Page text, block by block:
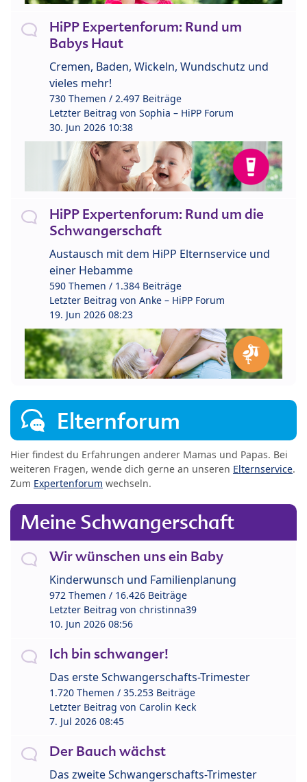
HiPP Expertenforum: Rund um
Babys Haut
Cremen, Baden, Wickeln, Wundschutz und
vieles mehr!
730 Themen / 2.497 Beiträge
Letzter Beitrag von Sophia – HiPP Forum
30. Jun 2026 10:38
HiPP Expertenforum: Rund um die
Schwangerschaft
Austausch mit dem HiPP Elternservice und
einer Hebamme
590 Themen / 1.384 Beiträge
Letzter Beitrag von Anke – HiPP Forum
19. Jun 2026 08:23
Elternforum
Hier findest du Erfahrungen anderer Mamas und Papas. Bei
weiteren Fragen, wende dich gerne an unseren Elternservice.
Zum Expertenforum wechseln.
Meine Schwangerschaft
Wir wünschen uns ein Baby
Kinderwunsch und Familienplanung
972 Themen / 16.426 Beiträge
Letzter Beitrag von christinna39
10. Jun 2026 08:56
Ich bin schwanger!
Das erste Schwangerschafts-Trimester
1.720 Themen / 35.253 Beiträge
Letzter Beitrag von Carolin Keck
7. Jul 2026 08:45
Der Bauch wächst
Das zweite Schwangerschafts-Trimester